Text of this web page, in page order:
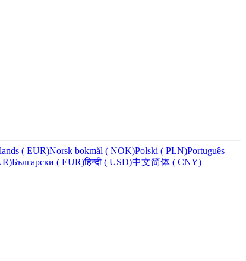
( EUR)Norsk bokmål ( NOK)Polski ( PLN)Português
Български ( EUR)हिन्दी ( USD)中文简体 ( CNY)